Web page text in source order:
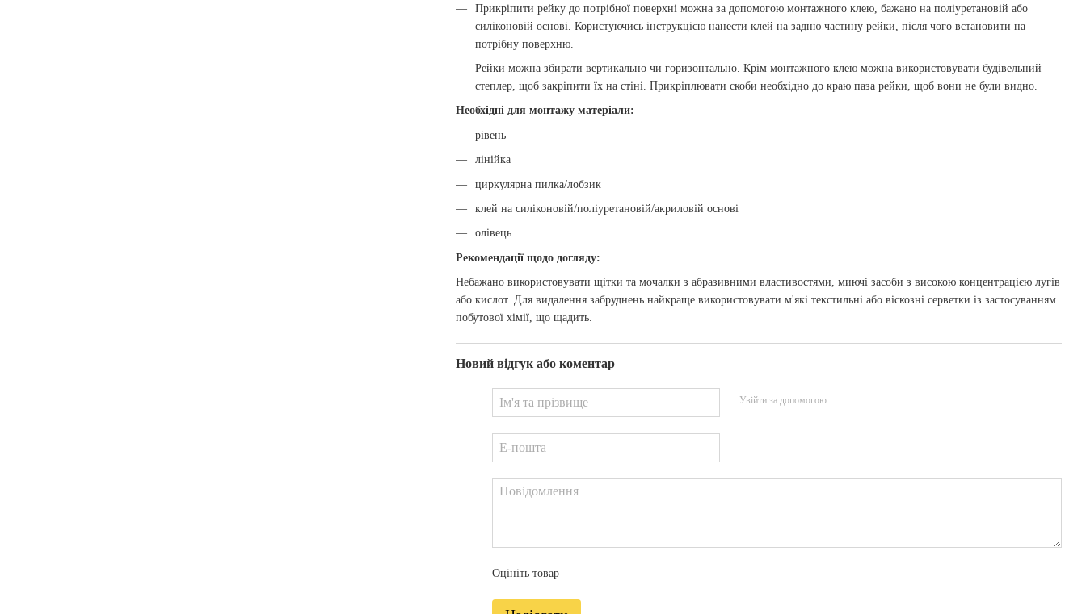
Прикріпити рейку до потрібної поверхні можна за допомогою монтажного клею, бажано на поліуретановій або
силіконовій основі. Користуючись інструкцією нанести клей на задню частину рейки, після чого встановити на
потрібну поверхню.
Рейки можна збирати вертикально чи горизонтально. Крім монтажного клею можна використовувати будівельний
степлер, щоб закріпити їх на стіні. Прикріплювати скоби необхідно до краю паза рейки, щоб вони не були видно.
Необхідні для монтажу матеріали:
рівень
лінійка
циркулярна пилка/лобзик
клей на силіконовій/поліуретановій/акриловій основі
олівець.
Рекомендації щодо догляду:
Небажано використовувати щітки та мочалки з абразивними властивостями, миючі засоби з високою концентрацією лугів
або кислот. Для видалення забруднень найкраще використовувати м'які текстильні або віскозні серветки із застосуванням
побутової хімії, що щадить.
Новий відгук або коментар
Увійти за допомогою
Оцініть товар